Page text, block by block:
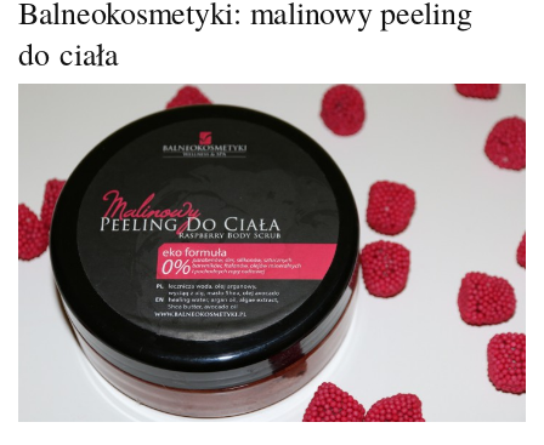
Balneokosmetyki: malinowy peeling
do ciała